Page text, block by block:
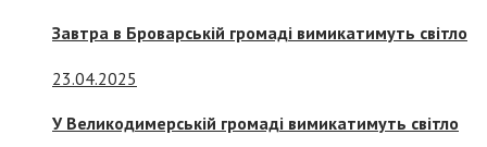
Завтра в Броварській громаді вимикатимуть світло
23.04.2025
У Великодимерській громаді вимикатимуть світло